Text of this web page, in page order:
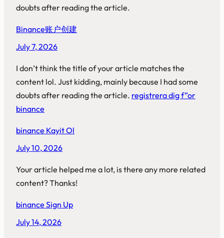
doubts after reading the article.
Binance账户创建
July 7, 2026
I don’t think the title of your article matches the
content lol. Just kidding, mainly because I had some
doubts after reading the article. registrera dig f”or
binance
binance Kayit Ol
July 10, 2026
Your article helped me a lot, is there any more related
content? Thanks!
binance Sign Up
July 14, 2026